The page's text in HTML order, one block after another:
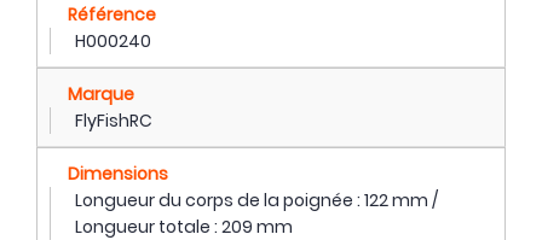
Référence
H000240
Marque
FlyFishRC
Dimensions
Longueur du corps de la poignée : 122 mm /
Longueur totale : 209 mm